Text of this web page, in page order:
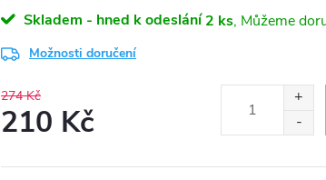
Skladem - hned k odeslání 2 ks
Možnosti doručení
274 Kč
210 Kč
cena: